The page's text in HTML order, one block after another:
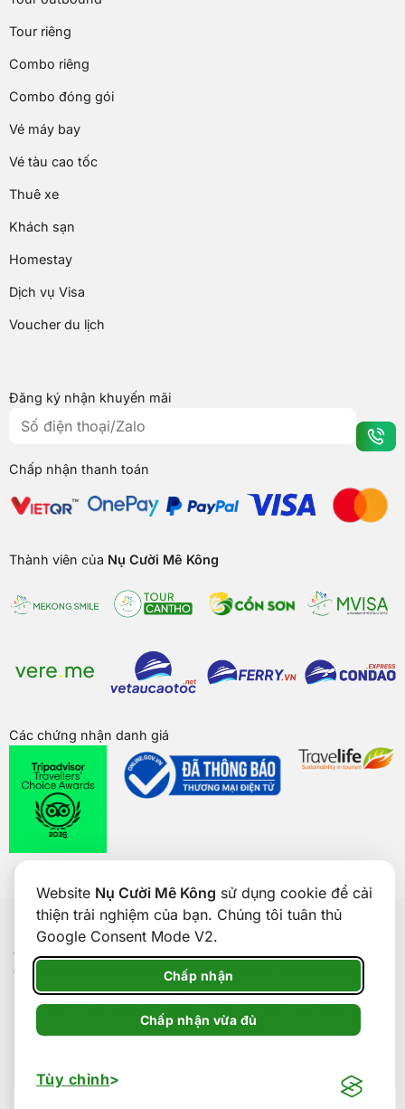
Website Nụ Cười Mê Kông sử dụng cookie để cải
thiện trải nghiệm của bạn. Chúng tôi tuân thủ
Google Consent Mode V2.
Chấp nhận
Chấp nhận vừa đủ
Tùy chỉnh
Tour riêng
Combo riêng
Combo đóng gói
Vé máy bay
Vé tàu cao tốc
Thuê xe
Khách sạn
Homestay
Dịch vụ Visa
Voucher du lịch
Đăng ký nhận khuyến mãi
Chấp nhận thanh toán
Thành viên của Nụ Cười Mê Kông
Các chứng nhận danh giá
Bản quyền của Nụ Cười Mê Kông ® 2026. CÔNG TY CỔ PHẦN
THƯƠNG MẠI DU LỊCH NỤ CƯỜI MÊ KÔNG. GPDKKD: 1801511350
do sở KH & ĐT TP. Cần Thơ cấp ngày 24/01/2017. Số giấy phép kinh
doanh lữ hành Quốc tế: 92-018/2022/TCDL-GP LHQT. Địa chỉ: Số 5,
Đường Trần Văn Hoài, Phường Ninh Kiều, Thành phố Cần Thơ, Việt
Nam. Điện thoại: 0292 888 9989. Email: cskh@nucuoimekong.com.